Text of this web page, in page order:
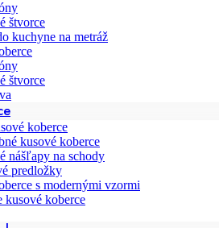
štvorce
kuchyne na metráž
štvorce
koberce
kusové koberce
nášľapy na schody
predložky
s modernými vzormi
kusové koberce